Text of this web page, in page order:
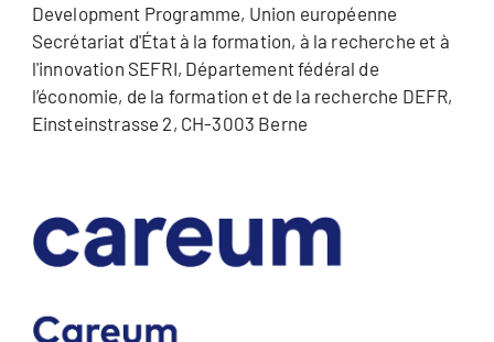
Development Programme, Union européenne
Secrétariat d'État à la formation, à la recherche et à
l'innovation SEFRI, Département fédéral de
l’économie, de la formation et de la recherche DEFR,
Einsteinstrasse 2, CH-3003 Berne